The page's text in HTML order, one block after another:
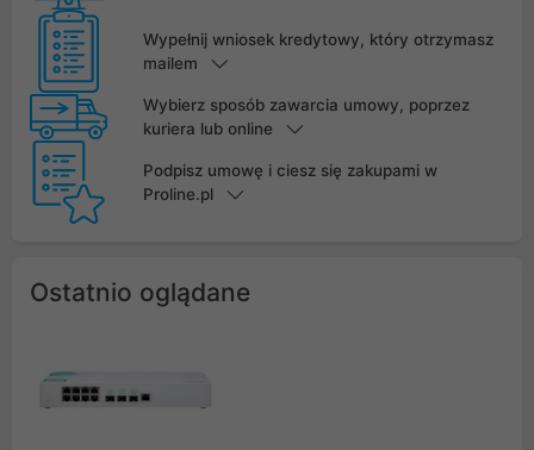
Wypełnij wniosek kredytowy, który otrzymasz
mailem
Wybierz sposób zawarcia umowy, poprzez
kuriera lub online
Podpisz umowę i ciesz się zakupami w
Proline.pl
Ostatnio oglądane